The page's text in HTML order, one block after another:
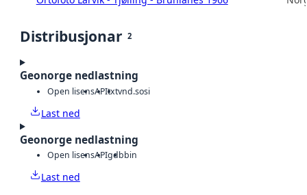
Distribusjonar 2
Geonorge nedlastning
Open lisensAPItxtvnd.sosi
Last ned
Geonorge nedlastning
Open lisensAPIgdbbin
Last ned